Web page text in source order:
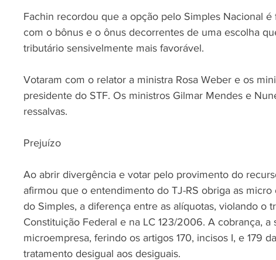
Fachin recordou que a opção pelo Simples Nacional
com o bônus e o ônus decorrentes de uma escolha
tributário sensivelmente mais favorável.
Votaram com o relator a ministra Rosa Weber e os
presidente do STF. Os ministros Gilmar Mendes e
ressalvas.
Prejuízo
Ao abrir divergência e votar pelo provimento do
afirmou que o entendimento do TJ-RS obriga as
do Simples, a diferença entre as alíquotas, violando o
Constituição Federal e na LC 123/2006. A cobrança,
microempresa, ferindo os artigos 170, incisos I, e 179
tratamento desigual aos desiguais.